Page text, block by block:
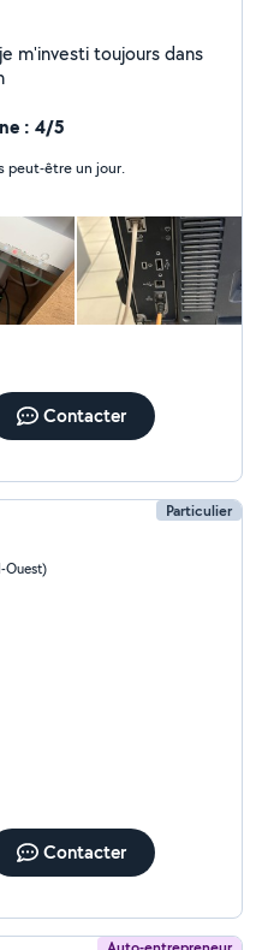
m'investi toujours dans
: 4/5
peut-être un jour.
Contacter
Particulier
Ouest)
Contacter